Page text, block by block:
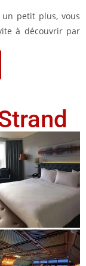
un petit plus, vous
à découvrir par